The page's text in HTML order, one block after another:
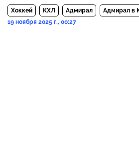
Хоккей КХЛ Адмирал
Адмирал в
19 ноября 2025 г., 00:27